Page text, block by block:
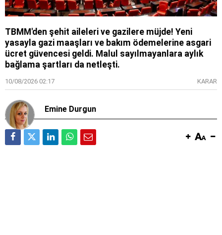
TBMM'den şehit aileleri ve gazilere müjde! Yeni
yasayla gazi maaşları ve bakım ödemelerine asgari
ücret güvencesi geldi. Malul sayılmayanlara aylık
bağlama şartları da netleşti.
10/08/2026 02:17 KARAR
Emine Durgun